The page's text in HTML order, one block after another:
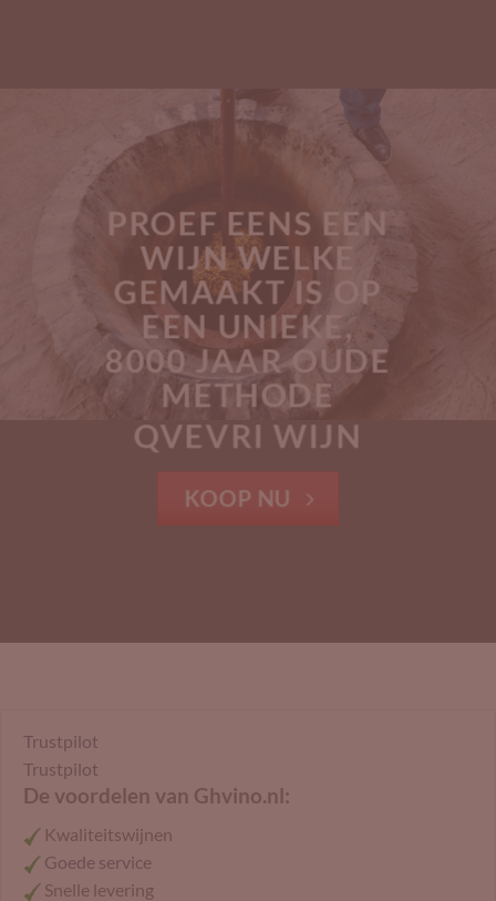
PROEF EENS EEN
WIJN WELKE
GEMAAKT IS OP
EEN UNIEKE,
8000 JAAR OUDE
METHODE
QVEVRI WIJN
KOOP NU
Trustpilot
Trustpilot
De voordelen van Ghvino.nl:
Kwaliteitswijnen
Goede service
Snelle levering